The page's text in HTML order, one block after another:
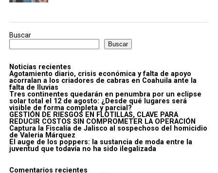
Buscar
Buscar
Noticias recientes
Agotamiento diario, crisis económica y falta de apoyo
acorralan a los criadores de cabras en Coahuila ante la
falta de lluvias
Tres continentes quedarán en penumbra por un eclipse
solar total el 12 de agosto: ¿Desde qué lugares será
visible de forma completa y parcial?
GESTIÓN DE RIESGOS EN FLOTILLAS, CLAVE PARA
REDUCIR COSTOS SIN COMPROMETER LA OPERACIÓN
Captura la Fiscalía de Jalisco al sospechoso del homicidio
de Valeria Márquez
El auge de los poppers: la sustancia de moda entre la
juventud que todavía no ha sido ilegalizada
Comentarios recientes